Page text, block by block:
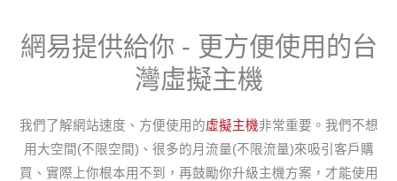
網易提供給你 - 更方便使用的台
灣虛擬主機
我們了解網站速度、方便使用的虛擬主機非常重要。我們不想
用大空間(不限空間)、很多的月流量(不限流量)來吸引客戶購
買、實際上你根本用不到，再鼓勵你升級主機方案，才能使用